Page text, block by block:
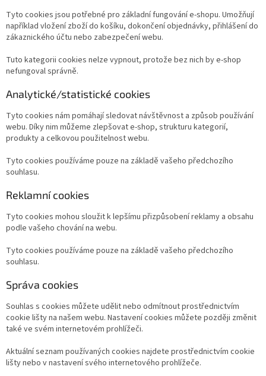
Tyto cookies jsou potřebné pro základní fungování e-shopu. Umožňují
například vložení zboží do košíku, dokončení objednávky, přihlášení do
zákaznického účtu nebo zabezpečení webu.
Tuto kategorii cookies nelze vypnout, protože bez nich by e-shop
nefungoval správně.
Analytické/statistické cookies
Tyto cookies nám pomáhají sledovat návštěvnost a způsob používání
webu. Díky nim můžeme zlepšovat e-shop, strukturu kategorií,
produkty a celkovou použitelnost webu.
Tyto cookies používáme pouze na základě vašeho předchozího
souhlasu.
Reklamní cookies
Tyto cookies mohou sloužit k lepšímu přizpůsobení reklamy a obsahu
podle vašeho chování na webu.
Tyto cookies používáme pouze na základě vašeho předchozího
souhlasu.
Správa cookies
Souhlas s cookies můžete udělit nebo odmítnout prostřednictvím
cookie lišty na našem webu. Nastavení cookies můžete později změnit
také ve svém internetovém prohlížeči.
Aktuální seznam používaných cookies najdete prostřednictvím cookie
lišty nebo v nastavení svého internetového prohlížeče.